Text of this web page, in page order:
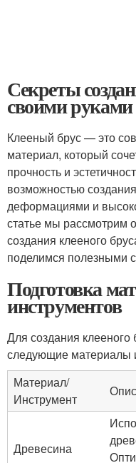
Секреты
своими руками
Клееный брус — это
материал, который
прочность и
возможностью
деформациями и
статье мы рассмотрим
создания клееного
поделимся полезными
Подготовка
инструментов
Для создания
следующие материалы
Материал/
Инструмент
Древесина